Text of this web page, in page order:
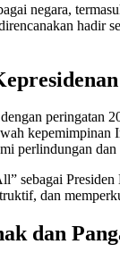
negara,
hadir
peringatan
perlindungan
sebagai
dan
dan